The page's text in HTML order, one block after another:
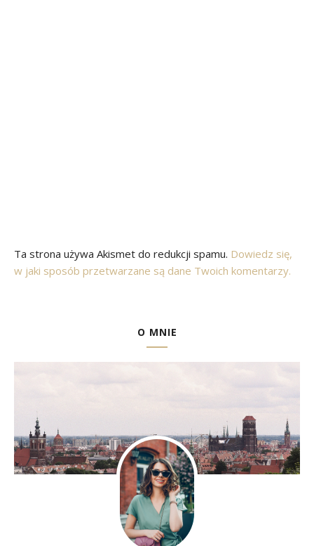
Ta strona używa Akismet do redukcji spamu. Dowiedz się,
w jaki sposób przetwarzane są dane Twoich komentarzy.
O MNIE